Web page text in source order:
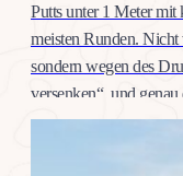
Putts unter 1 Meter mit
meisten Runden.
sondern wegen des
versenken“, und
gute Nachricht:
wie jeden anderen